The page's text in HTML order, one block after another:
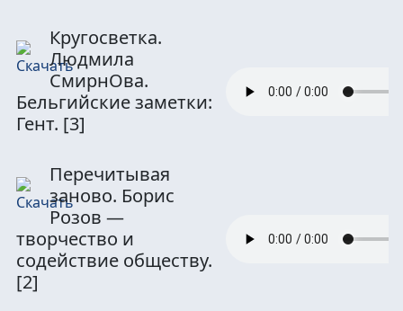
Кругосветка.
Людмила
СмирнОва.
Бельгийские заметки:
Гент. [3]
Перечитывая
заново. Борис
Розов —
творчество и
содействие обществу.
[2]